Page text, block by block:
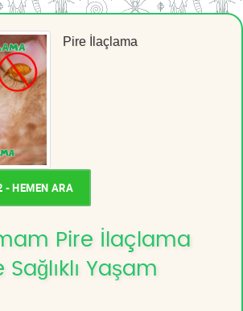
Pire İlaçlama
- HEMEN ARA
Pire İlaçlama
Yaşam